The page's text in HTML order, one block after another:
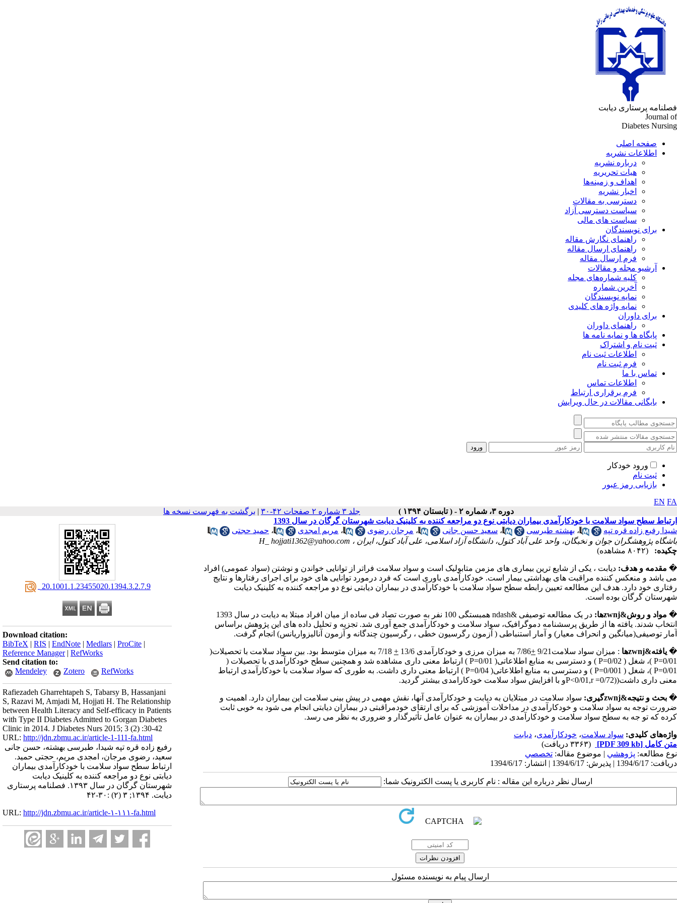
فصلنامه پرستاری دیابت
Journal of
Diabetes Nursing
صفحه اصلی
اطلاعات نشریه
درباره نشریه
هیات تحریریه
اهداف و زمینه‌ها
اخبار نشریه
دسترسی به مقالات
سیاست دسترسی آزاد
سیاست های مالی
برای نویسندگان
راهنمای نگارش مقاله
راهنمای ارسال مقاله
فرم ارسال مقاله
آرشیو مجله و مقالات
کلیه شماره‌های مجله
آخرین شماره
نمایه نویسندگان
نمایه واژه های کلیدی
برای داوران
راهنمای داوران
پایگاه ها و نمایه نامه ها
ثبت نام و اشتراک
اطلاعات ثبت نام
فرم ثبت نام
تماس با ما
اطلاعات تماس
فرم برقراری ارتباط
بایگانی مقالات در حال ویرایش
ورود خودکار
ثبت نام
بازیابی رمز عبور
EN FA
دوره ۳، شماره ۲ - ( تابستان ۱۳۹۴ )
جلد ۳ شماره ۲ صفحات ۴۲-۳۰ | برگشت به فهرست نسخه ها
‎ 20.1001.1.23455020.1394.3.2.7.9
Download citation:
BibTeX | RIS | EndNote | Medlars | ProCite |
Reference Manager| RefWorks
Send citation to:
Mendeley
Zotero RefWorks
Rafiezadeh Gharrehtapeh S, Tabarsy B, Hassanjani
S, Razavi M, Amjadi M, Hojjati H. The Relationship
between Health Literacy and Self-efficacy in Patients
with Type II Diabetes Admitted to Gorgan Diabetes
Clinic in 2014. J Diabetes Nurs 2015; 3 (2) :30-42
URL: http://jdn.zbmu.ac.ir/article-1-111-fa.html
رفیع زاده قره تپه شیدا، طبرسی بهشته، حسن جانی
سعید، رضوی مرجان، امجدی مریم، حجتی حمید.
ارتباط سطح سواد سلامت با خودکارآمدی بیماران
دیابتی نوع دو مراجعه کننده به کلینیک دیابت
شهرستان گرگان در سال ۱۳۹۳. فصلنامه پرستاری
دیابت. ۱۳۹۴; ۳ (۲) :۳۰-۴۲
URL: http://jdn.zbmu.ac.ir/article-۱-۱۱۱-fa.html
ارتباط سطح سواد سلامت با خودکارآمدی بیماران دیابتی نوع دو مراجعه کننده به کلینیک دیابت شهرستان گرگان در سال 1393
شیدا رفیع زاده قره تپه
، بهشته طبرسی ، سعید حسن جانی ، مرجان رضوی ، مریم امجدی ، حمید حجتی
باشگاه پژوهشگران جوان و نخبگان، واحد علی آباد کتول، دانشگاه آزاد اسلامی، علی آباد کتول، ایران ، H_ hojjati1362@yahoo.com
چکیده:
(۸۰۴۲ مشاهده)
� مقدمه و هدف: دیابت ، یکی از شایع ترین بیماری های مزمن متابولیک است و سواد سلامت فراتر از توانایی خواندن و نوشتن (سواد عمومی) افراد
می باشد و منعکس کننده مراقبت های بهداشتی بیمار است. خودکارآمدی باوری است که فرد درمورد توانایی های خود برای اجرای رفتارها و نتایج
رفتاری خود دارد. هدف این مطالعه تعیین رابطه سطح سواد سلامت با خودکارآمدی در بیماران دیابتی نوع دو مراجعه کننده به کلینیک دیابت
شهرستان گرگان بوده است.
� مواد و روش&zwnjها:
در یک مطالعه توصیفی &ndash همبستگی 100 نفر به صورت تصاد فی ساده از میان افراد مبتلا به دیابت در سال 1393
انتخاب شدند. یافته ها از طریق پرسشنامه دموگرافیک، سواد سلامت و خودکارآمدی جمع آوری شد. تجزیه و تحلیل داده های این پژوهش براساس
آمار توصیفی(میانگین و انحراف معیار) و آمار استنباطی ( آزمون رگرسیون خطی ، رگرسیون چندگانه و آزمون آنالیزواریانس) انجام گرفت.
� یافته&zwnjها : میزان سواد سلامت9/21 +7/86 به میزان مرزی و خودکارآمدی 13/6 +
7/18 به میزان متوسط بود. بین سواد سلامت با تحصیلات(
P=0/01 )، شغل ( P=0/02 ) و دسترسی به منابع اطلاعاتی( P=0/01 ) ارتباط معنی داری مشاهده شد و همچنین سطح خودکارآمدی با تحصیلات (
P=0/01 )، شغل ( P=0/001 ) و دسترسی به منابع اطلاعاتی( P=0/04 ) ارتباط معنی داری داشت. به طوری که سواد سلامت با خودکارآمدی ارتباط
معنی داری داشت((P<0/01,r =0/72 و با افزایش سواد سلامت خودکارامدی بیشتر گردید.
� بحث و نتیجه&zwnjگیری:
سواد سلامت در مبتلایان به دیابت و خودکارآمدی آنها، نقش مهمی در پیش بینی سلامت این بیماران دارد. اهمیت و
ضرورت توجه به سواد سلامت و خودکارآمدی در مداخلات آموزشی که برای ارتقای خودمراقبتی در بیماران دیابتی انجام می شود به خوبی ثابت
کرده که تو جه به سطح سواد سلامت و خودکارآمدی در بیماران به عنوان عامل تأثیرگذار و ضروری به نظر می رسد.
واژه‌های کلیدی: سواد سلامت، خودکارآمدی، دیابت
متن کامل [PDF 309 kb]
(۳۳۶۳ دریافت)
نوع مطالعه: پژوهشي | موضوع مقاله: تخصصي
دریافت: 1394/6/17 | پذیرش: 1394/6/17 | انتشار: 1394/6/17
ارسال نظر درباره این مقاله : نام کاربری یا پست الکترونیک شما:
ارسال پیام به نویسنده مسئول